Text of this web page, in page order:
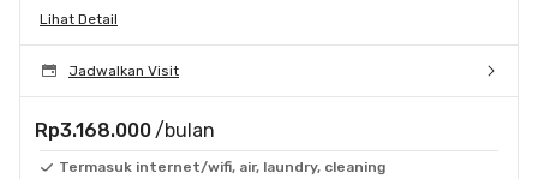
Lihat Detail
Jadwalkan Visit
Rp3.168.000 /bulan
Termasuk internet/wifi, air, laundry, cleaning